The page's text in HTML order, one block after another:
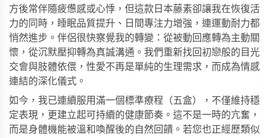
方後常伴隨疲憊感或心悸，但這款 日本藤素卻讓我在恢復活
力的同時，睡眠品質提升、日間專注力增強，連運動耐力都
悄然進步。伴侶很快察覺我的轉變：從被動回應轉為主動關
懷，從沉默壓抑轉為真誠溝通。我們重新找回初戀般的目光
交會與肢體依偎，性愛不再是單純的生理需求，而成為情感
連結的深化儀式。
如今，我已連續服用滿一個標準療程（五盒），不僅維持穩
定表現，更建立起可持續的健康節奏。這不是一時的亢奮，
而是身體機能被溫和喚醒後的自然回饋。若您也正經歷類似